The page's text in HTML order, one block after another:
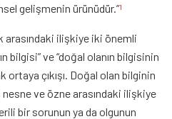
gelişmenin ürünüdür.”1
arasındaki ilişkiye iki önemli
bilgisi” ve “doğal olanın bilgisinin
çıkışı. Doğal olan bilginin
ve özne arasındaki ilişkiye
bir sorunun ya da olgunun